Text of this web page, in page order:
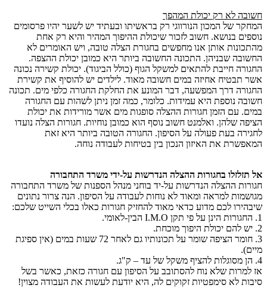
חשובה לא רק יכולת המהפך
המחקר של המכון הנורווגי רק בראשיתו ובעתיד יש לשער יהיו פרסומים
נוספים בנושא. חשוב לזכור שיכולת ההיפוך המהיר והיא רק אחת
מהתכונות אותן אנו מחפשים בחגורת הצלה טובה, ויש האומרים לא
החשובה שבניהן. התכונה החשובה ביותר היא כמובן יכולת ההצפה.
החגורה חייבת להתאים למשקל הגוף (כולל הביגוד). יכולת קשירה נכונה
אשר תבטיח אחיזה במים חשובה מאוד. לילדים יש להוסיף את קשירת
החגורה דרך המפשעה, דבר המונע את החלקת החגורה כלפי מים. תכונה
חשובה נוספת היא עמידות. כלומר, כמה זמן ניתן לשהות עם החגורה
במים. עם הזמן חגורות ההצלה סופגות מים אשר מורידות את יכולת
הציפה שלהן. ואלמנט חשוב נוסף הוא כמובן נוחיות. חגורות הצלה נועדו
לחגירה בעת פעולה על הסיפון. החגורה הטובה ביותר היא זאת
המאפשרת את האיזון הנכון בין בטיחות לעבודה נוחה.
אל תזלזלו בחגורות ההצלה הנדרשות על-ידי משרד התחבורה
חגורות ההצלה הנדרשות על-יד בוחני מנהל הספנות של משרד התחבורה
מגושמות למראה ומאוד לא נוחות לעבודה על הסיפון. הנה צרור נתונים
שיבהירו לכם מדוע כדאי מאוד להחזיק חגורות כאלו בכלי השייט שלכם:
1. החגורות הינן על פי תקן I.M.O הבין-לאומי.
2. יש להם יכולת היפוך מוכחת.
3. חומר הציפה שומר על תכונותיו גם לאחר 72 שעות במים (אין ספיגת
מיים).
4. הן מסוגלות להציף משקל של עד – ק"ג.
אז למרות שלא נוח להסתובב על הסיפון עם חגורה כזאת, כאשר בשל
סיבות לא סימפטיות זקוקים לה, היא יודעת לעשות את העבודה מצוין!